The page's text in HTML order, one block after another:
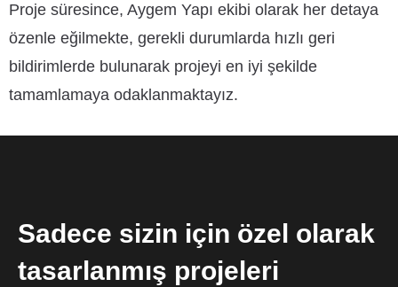
Proje süresince, Aygem Yapı ekibi olarak her detaya
özenle eğilmekte, gerekli durumlarda hızlı geri
bildirimlerde bulunarak projeyi en iyi şekilde
tamamlamaya odaklanmaktayız.
Sadece sizin için özel olarak
tasarlanmış projeleri